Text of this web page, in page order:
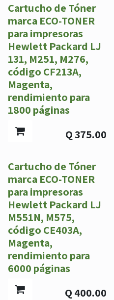
Cartucho de Tóner
marca ECO-TONER
para impresoras
Hewlett Packard LJ
131, M251, M276,
código CF213A,
Magenta,
rendimiento para
1800 páginas
Q375.00
Cartucho de Tóner
marca ECO-TONER
para impresoras
Hewlett Packard LJ
M551N, M575,
código CE403A,
Magenta,
rendimiento para
6000 páginas
Q 400.00